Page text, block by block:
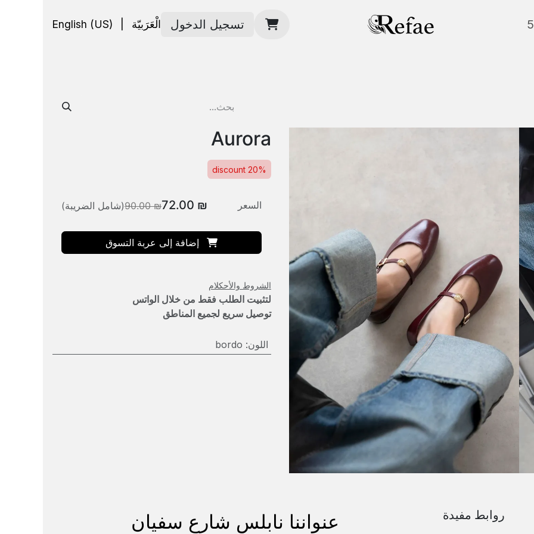
تسجيل الدخول الْعَرَبيّة English (US)
Aurora
20% discount
إضافة إلى عربة التسوق
السعر ₪
72.00
₪
90.00(شامل الضريبة)
الشروط والأحكلام
لتثبيت الطلب فقط من خلال الواتس
توصيل سريع لجميع المناطق
اللون:
bordo
روابط مفيدة عنواننا نابلس شارع سفيان